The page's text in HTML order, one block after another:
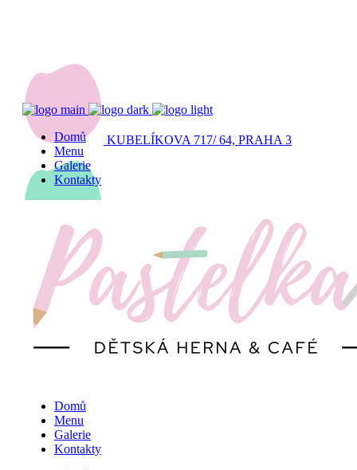
KUBELÍKOVA 717/ 64, PRAHA 3
Po- Ne 9:30-18:00
Domů
Menu
Galerie
Kontakty
Domů
Menu
Galerie
Kontakty